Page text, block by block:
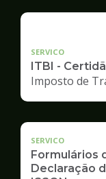
SERVICO
ITBI -
Imposto de
SERVICO
Formulários
Declaração